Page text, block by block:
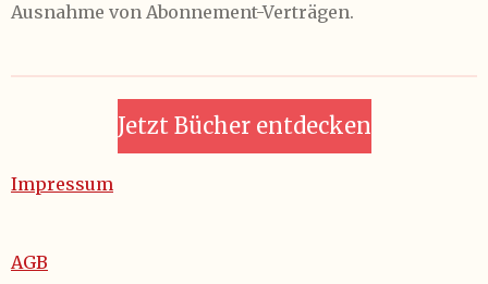
Ausnahme von Abonnement-Verträgen.
Jetzt Bücher entdecken
Impressum
AGB